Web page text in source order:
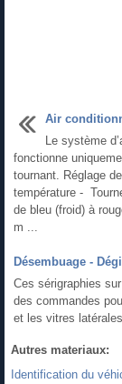
Air
Le système
fonctionne
tournant. Réglage
température -
de bleu (froid) à
m ...
Désembuage -
Ces sérigraphies
des commandes
et les vitres
Autres materiaux:
Identification du